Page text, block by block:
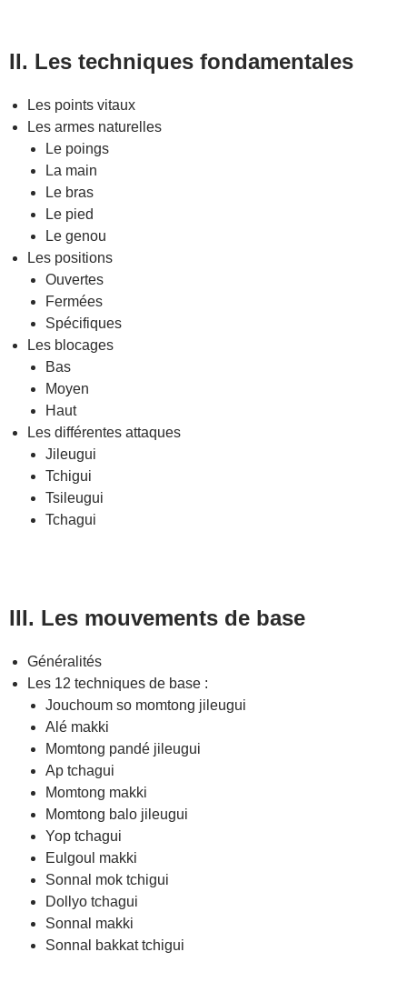
II. Les techniques fondamentales
Les points vitaux
Les armes naturelles
Le poings
La main
Le bras
Le pied
Le genou
Les positions
Ouvertes
Fermées
Spécifiques
Les blocages
Bas
Moyen
Haut
Les différentes attaques
Jileugui
Tchigui
Tsileugui
Tchagui
III. Les mouvements de base
Généralités
Les 12 techniques de base :
Jouchoum so momtong jileugui
Alé makki
Momtong pandé jileugui
Ap tchagui
Momtong makki
Momtong balo jileugui
Yop tchagui
Eulgoul makki
Sonnal mok tchigui
Dollyo tchagui
Sonnal makki
Sonnal bakkat tchigui